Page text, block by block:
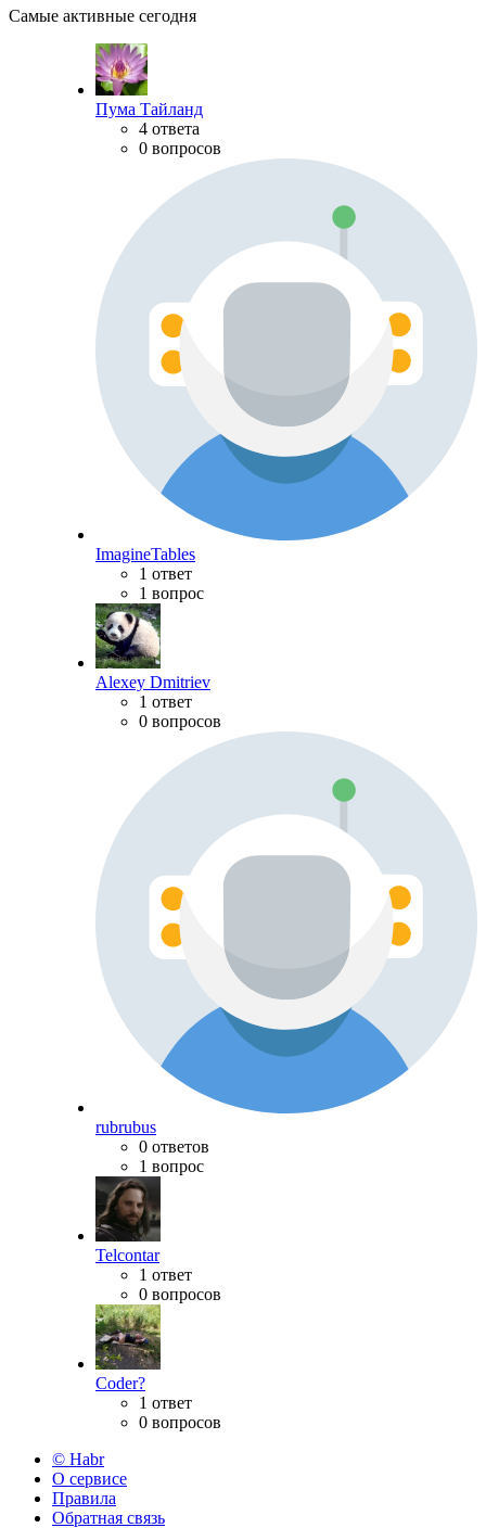
Самые активные сегодня
Пума Тайланд
4 ответа
0 вопросов
ImagineTables
1 ответ
1 вопрос
Alexey Dmitriev
1 ответ
0 вопросов
rubrubus
0 ответов
1 вопрос
Telcontar
1 ответ
0 вопросов
Coder?
1 ответ
0 вопросов
© Habr
О сервисе
Правила
Обратная связь